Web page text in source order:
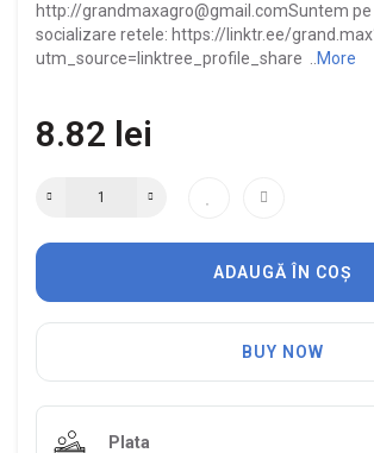
http://grandmaxagro@gmail.comSuntem pe
socializare retele: https://linktr.ee/
utm_source=linktree_profile_share ..
More
8.82 lei
ADAUGĂ ÎN COȘ
BUY NOW
Plata